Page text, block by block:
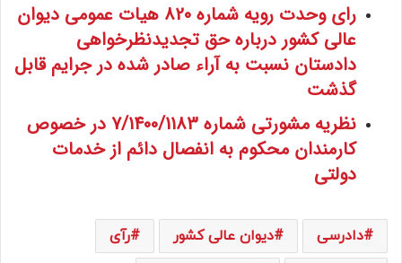
رای وحدت رویه شماره 820 هیات عمومی دیوان
عالی کشور درباره حق تجدیدنظرخواهی
دادستان نسبت به آراء صادر شده در جرایم قابل
گذشت
نظریه مشورتی شماره 7/1400/1183 در خصوص
کارمندان محکوم به انفصال دائم از خدمات
دولتی
دادرسی دیوان عالی کشور
رآی